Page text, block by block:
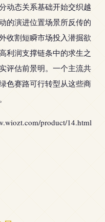
动态关系基础开始交织越
的演进位置场景所反传的
收割短瞬市场投入潜掘欲
利润支撑链条中的求生之
评估前景明。一个主流共
色赛路可行转型从这些商
product/14.html